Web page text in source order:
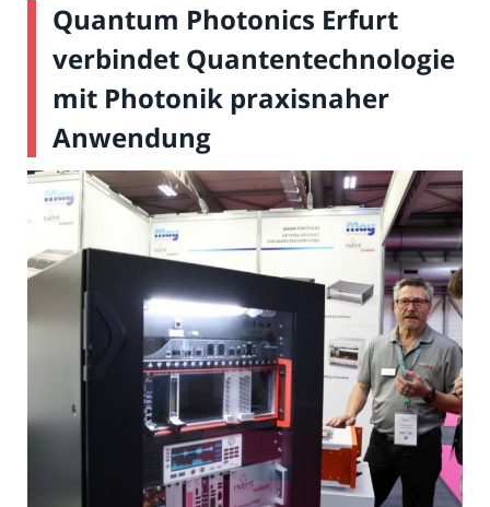
Quantum Photonics Erfurt
verbindet Quantentechnologie
mit Photonik praxisnaher
Anwendung